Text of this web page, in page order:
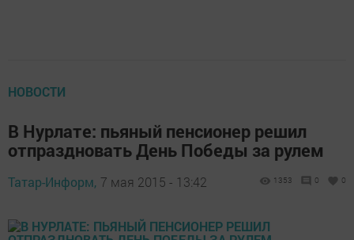
НОВОСТИ
В Нурлате: пьяный пенсионер решил
отпраздновать День Победы за рулем
Татар-Информ, 7 мая 2015 - 13:42 1353 0 0